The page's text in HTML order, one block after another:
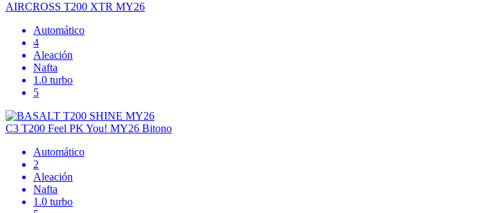
AIRCROSS T200 XTR MY26
Automático
4
Aleación
Nafta
1.0 turbo
5
C3 T200 Feel PK You! MY26 Bitono
Automático
2
Aleación
Nafta
1.0 turbo